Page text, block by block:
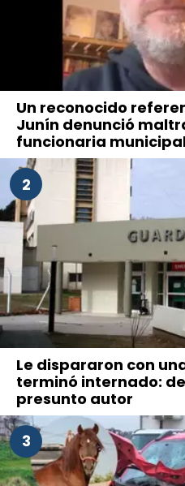
Un reconocido
Junín denunció
funcionaria
2
Le dispararon con
terminó internado:
presunto autor
3